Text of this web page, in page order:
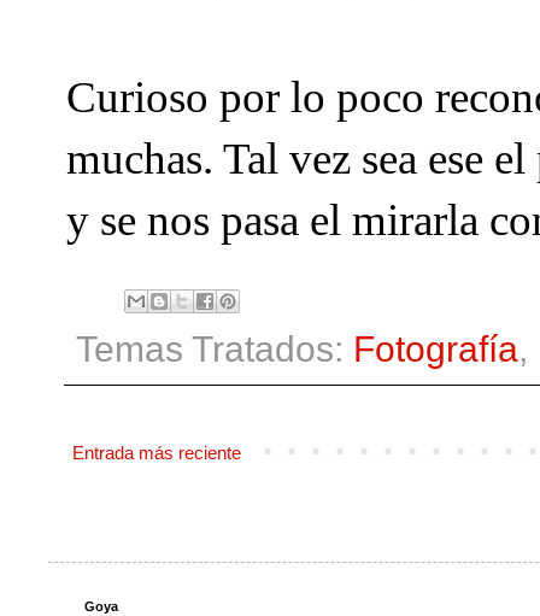
Curioso por lo poco
muchas. Tal vez sea ese
y se nos pasa el mirarla
Temas Tratados: Fotografía,
Entrada más reciente
Goya